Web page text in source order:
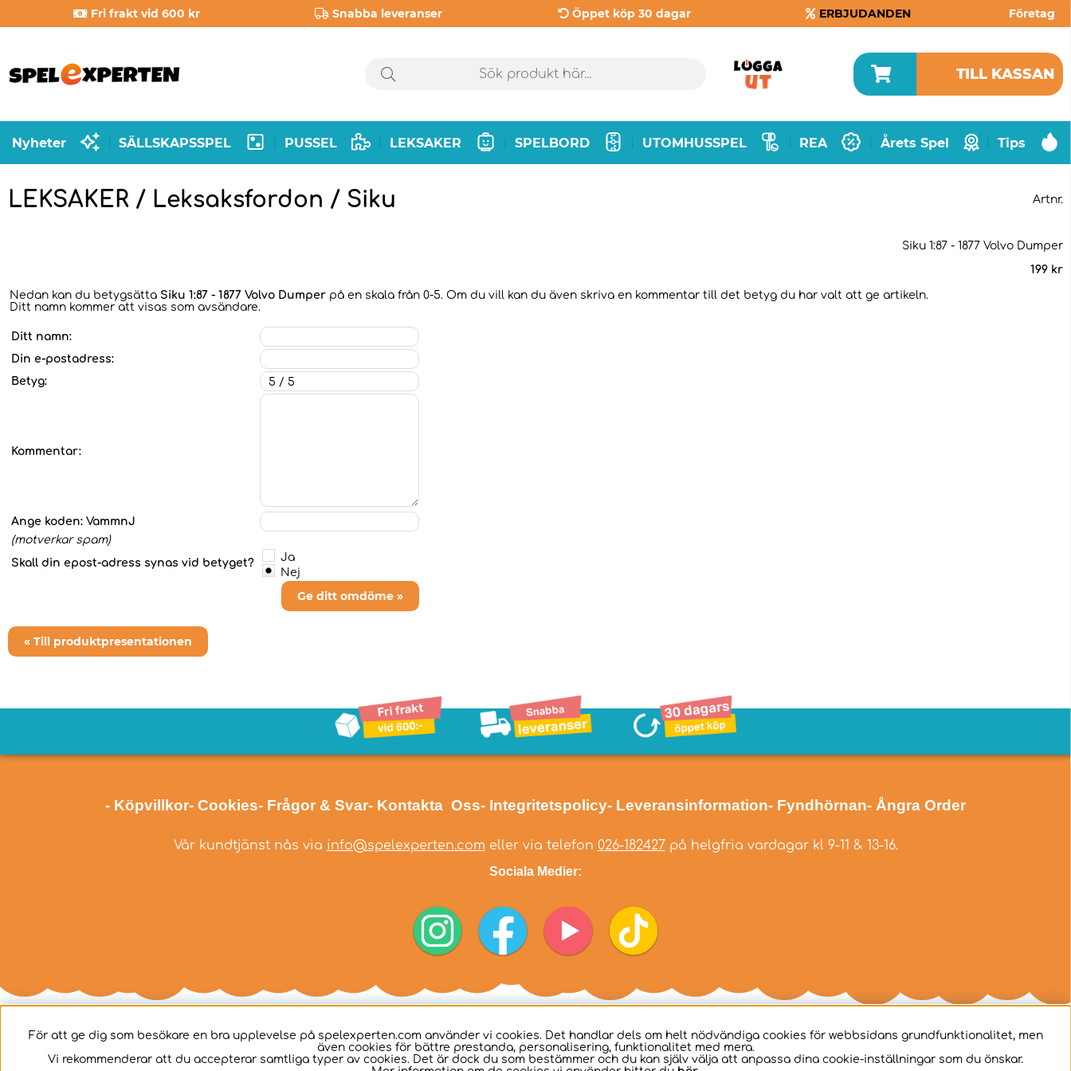
Fri frakt vid 600 kr Snabba leveranser Öppet köp 30 dagar ERBJUDANDEN Företag
TILL KASSAN
Nyheter SÄLLSKAPSSPEL PUSSEL LEKSAKER SPELBORD UTOMHUSSPEL REA Årets Spel Tips
LEKSAKER / Leksaksfordon / Siku Artnr.
Siku 1:87 - 1877 Volvo Dumper
199 kr
Nedan kan du betygsätta Siku 1:87 - 1877 Volvo Dumper på en skala från 0-5. Om du vill kan du även skriva en kommentar till det betyg du har valt att ge artikeln.
Ditt namn kommer att visas som avsändare.
Ditt namn:
Din e-postadress:
Betyg:
Kommentar:
Ange koden: VammnJ
(motverkar spam)
Skall din epost-adress synas vid betyget?
Ja
Nej
Ge ditt omdöme »
« Till produktpresentationen
- Köpvillkor- Cookies- Frågor & Svar- Kontakta Oss- Integritetspolicy- Leveransinformation- Fyndhörnan- Ångra Order
Vår kundtjänst nås via info@spelexperten.com eller via telefon 026-182427på helgfria vardagar kl 9-11 & 13-16.
Sociala Medier:
För att ge dig som besökare en bra upplevelse på spelexperten.com använder vi cookies. Det handlar dels om helt nödvändiga cookies för webbsidans grundfunktionalitet, men
även cookies för bättre prestanda, personalisering, funktionalitet med mera.
Vi rekommenderar att du accepterar samtliga typer av cookies. Det är dock du som bestämmer och du kan själv välja att anpassa dina cookie-inställningar som du önskar.